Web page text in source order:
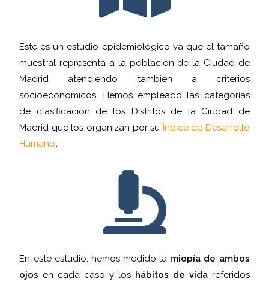
Este es un estudio epidemiológico ya que el tamaño
muestral representa a la población de la Ciudad de
Madrid atendiendo también a criterios
socioeconómicos. Hemos empleado las categorías
de clasificación de los Distritos de la Ciudad de
Madrid que los organizan por su Índice de Desarrollo
Humano.
En este estudio, hemos medido la miopía de ambos
ojos en cada caso y los hábitos de vidareferidos